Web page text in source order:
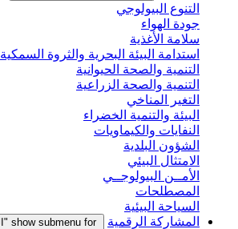
التنوع البيولوجي
جودة الهواء
سلامة الأغذية
استدامة البيئة البحرية والثروة السمكية
التنمية والصحة الحيوانية
التنمية والصحة الزراعية
التغير المناخي
البيئة والتنمية الخضراء
النفايات والكيماويات
الشؤون البلدية
الامتثال البيئي
الأمــن البيولوجــي
المصطلحات
السياحة البيئية
المشاركة الرقمية
show submenu for "المشاركة الرقمية"